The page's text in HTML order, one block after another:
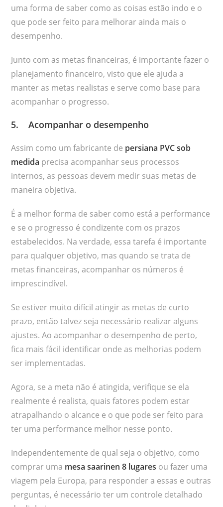
uma forma de saber como as coisas estão indo e o
que pode ser feito para melhorar ainda mais o
desempenho.
Junto com as metas financeiras, é importante fazer o
planejamento financeiro, visto que ele ajuda a
manter as metas realistas e serve como base para
acompanhar o progresso.
5. Acompanhar o desempenho
Assim como um fabricante de persiana PVC sob
medida precisa acompanhar seus processos
internos, as pessoas devem medir suas metas de
maneira objetiva.
É a melhor forma de saber como está a performance
e se o progresso é condizente com os prazos
estabelecidos. Na verdade, essa tarefa é importante
para qualquer objetivo, mas quando se trata de
metas financeiras, acompanhar os números é
imprescindível.
Se estiver muito difícil atingir as metas de curto
prazo, então talvez seja necessário realizar alguns
ajustes. Ao acompanhar o desempenho de perto,
fica mais fácil identificar onde as melhorias podem
ser implementadas.
Agora, se a meta não é atingida, verifique se ela
realmente é realista, quais fatores podem estar
atrapalhando o alcance e o que pode ser feito para
ter uma performance melhor nesse ponto.
Independentemente de qual seja o objetivo, como
comprar uma mesa saarinen 8 lugares ou fazer uma
viagem pela Europa, para responder a essas e outras
perguntas, é necessário ter um controle detalhado